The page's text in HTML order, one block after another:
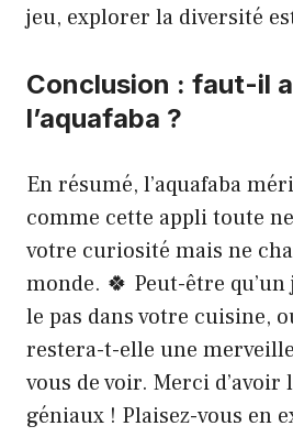
jeu, explorer la diversité
Conclusion : faut-il
l’aquafaba ?
En résumé, l’aquafaba
comme cette appli toute
votre curiosité mais ne
monde. 🍀 Peut-être
le pas dans votre cuisine,
restera-t-elle une
vous de voir. Merci d’avoir
géniaux ! Plaisez-vous en